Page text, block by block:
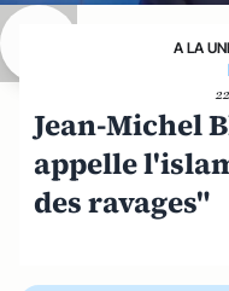
A LA
Jean-Michel
appelle
des ravages"